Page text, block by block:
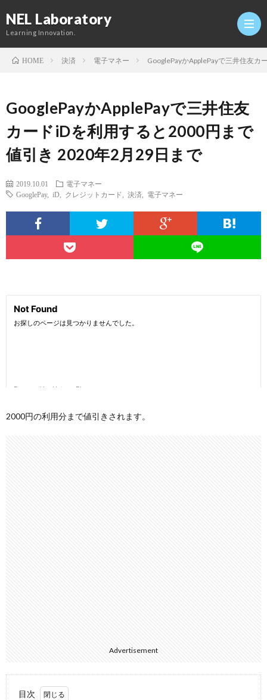
NEL Laboratory
Learning Innovation.
HOME 決済 電子マネー GooglePayかApplePayで三井住友
GooglePayかApplePayで三井住友
カードiDを利用すると2000円まで
値引き 2020年2月29日まで
2019.10.01
電子マネー
GooglePay, iD クレジットカード 決済 電子マネー
2000円の利用分まで値引きされます。
Advertisement
目次